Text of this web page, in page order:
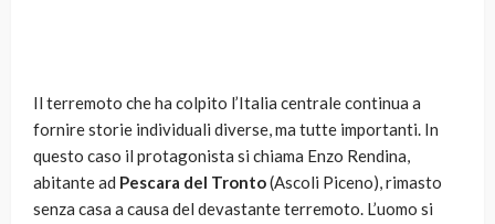
Il terremoto che ha colpito l’Italia centrale continua a
fornire storie individuali diverse, ma tutte importanti. In
questo caso il protagonista si chiama Enzo Rendina,
abitante ad Pescara del Tronto(Ascoli Piceno), rimasto
senza casa a causa del devastante terremoto. L’uomo si